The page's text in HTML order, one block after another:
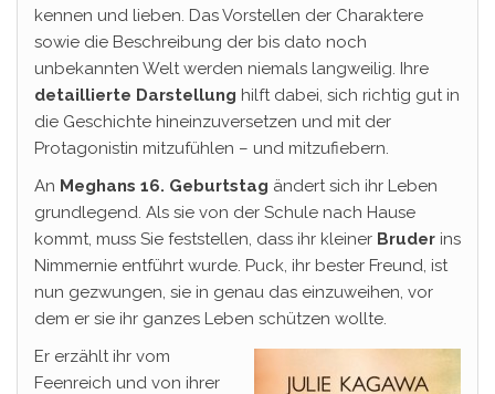
kennen und lieben. Das Vorstellen der Charaktere
sowie die Beschreibung der bis dato noch
unbekannten Welt werden niemals langweilig. Ihre
detaillierte Darstellung hilft dabei, sich richtig gut in
die Geschichte hineinzuversetzen und mit der
Protagonistin mitzufühlen – und mitzufiebern.
An Meghans 16. Geburtstag ändert sich ihr Leben
grundlegend. Als sie von der Schule nach Hause
kommt, muss Sie feststellen, dass ihr kleiner Bruder ins
Nimmernie entführt wurde. Puck, ihr bester Freund, ist
nun gezwungen, sie in genau das einzuweihen, vor
dem er sie ihr ganzes Leben schützen wollte.
Er erzählt ihr vom
Feenreich und von ihrer